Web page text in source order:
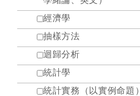
經濟學
抽樣方法
迴歸分析
統計學
統計實務（以實例命題）